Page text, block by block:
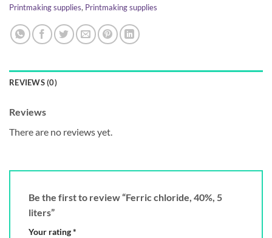
Printmaking supplies, Printmaking supplies
REVIEWS (0)
Reviews
There are no reviews yet.
Be the first to review “Ferric chloride, 40%, 5
liters”
Your rating*